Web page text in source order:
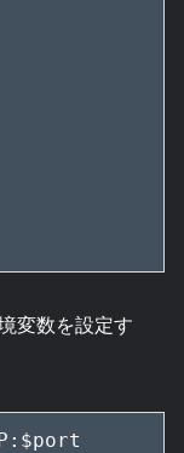
変数を設定す